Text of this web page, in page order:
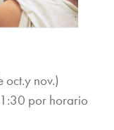
oct.y nov.)
por horario